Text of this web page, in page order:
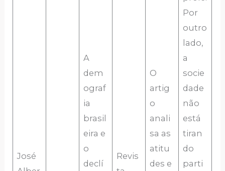
José
A
dem
ograf
ia
brasil
eira e
o
declí
Revis
O
artig
o
anali
sa as
atitu
des e
Por
outro
lado,
a
socie
dade
não
está
tiran
do
parti